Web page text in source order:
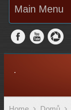
Main Menu
.